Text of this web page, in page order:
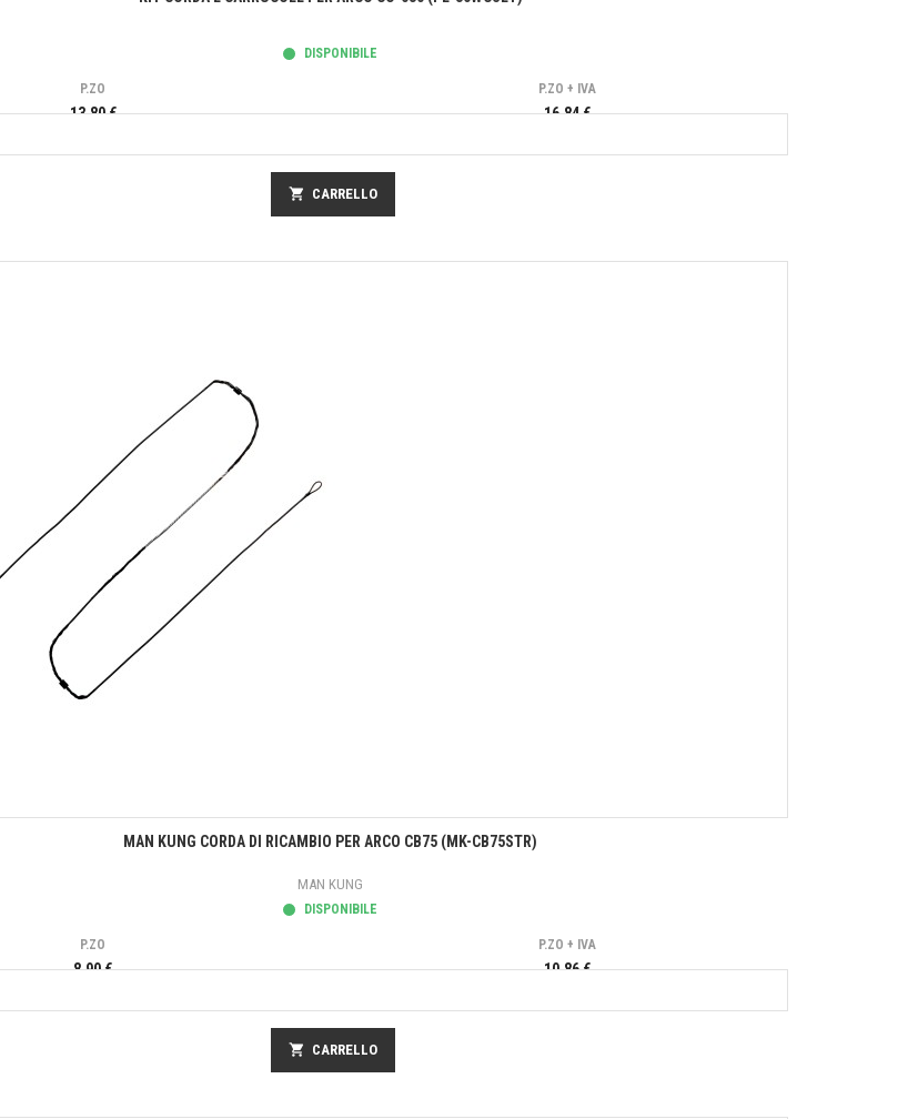
DISPONIBILE
P.ZO
13,80 €
P.ZO + IVA
16,84 €
shopping_cart CARRELLO
Anteprima
MAN KUNG CORDA DI RICAMBIO PER ARCO CB75 (MK-CB75STR)
MAN KUNG
DISPONIBILE
P.ZO
8,90 €
P.ZO + IVA
10,86 €
shopping_cart CARRELLO